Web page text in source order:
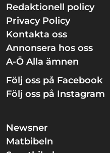
Redaktionell policy
Privacy Policy
Kontakta oss
Annonsera hos oss
A-Ö Alla ämnen
Följ oss på Facebook
Följ oss på Instagram
Newsner
Matbibeln